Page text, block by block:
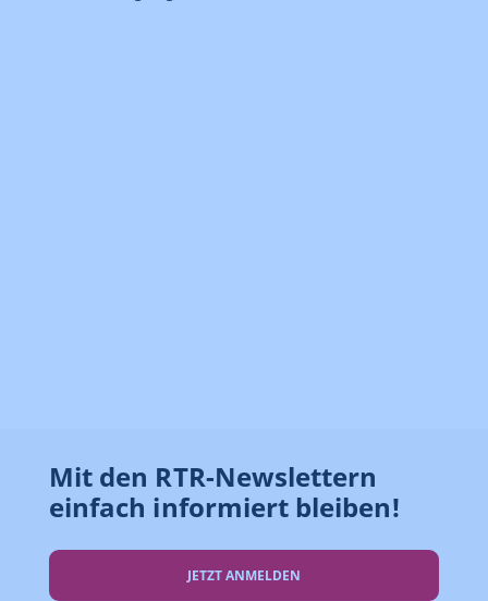
Mit den RTR-Newslettern
einfach informiert bleiben!
JETZT ANMELDEN